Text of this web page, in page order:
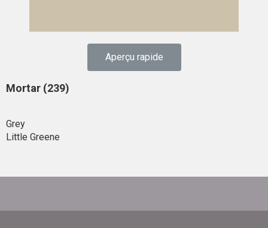
Aperçu rapide
Mortar (239)
Grey
Little Greene